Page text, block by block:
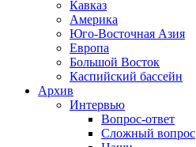
Кавказ
Америка
Юго-Восточная Азия
Европа
Большой Восток
Каспийский бассейн
Архив
Интервью
Вопрос-ответ
Сложный вопрос